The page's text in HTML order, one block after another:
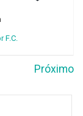
F.C.
Próximo